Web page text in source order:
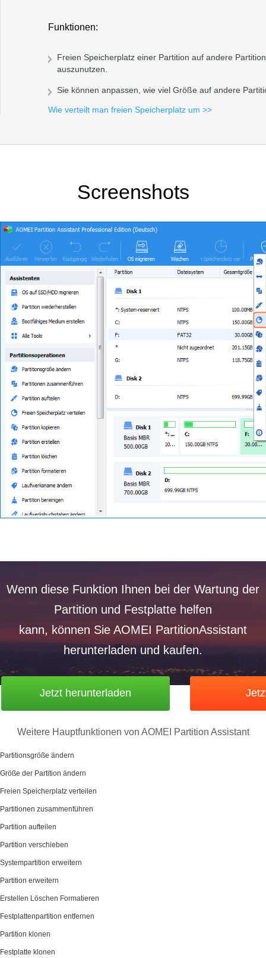
Funktionen:
Freien Speicherplatz einer Partition auf andere
auszunutzen.
Sie können anpassen, wie viel Größe auf andere
Wie verteilt man freien Speicherplatz um >>
Screenshots
Wenn diese Funktion Ihnen bei der Wartung der
Partition und Festplatte helfen
kann, können Sie AOMEI PartitionAssistant
herunterladen und kaufen.
Jetzt herunterladen
Weitere Hauptfunktionen von AOMEI Partition Assistant
Partitionsgröße ändern
Größe der Partition ändern
Freien Speicherplatz verteilen
Partitionen zusammenführen
Partition aufteilen
Partition verschieben
Systempartition erweitern
Partition erweitern
Erstellen Löschen Formatieren
Festplattenpartition entfernen
Partition klonen
Festplatte klonen